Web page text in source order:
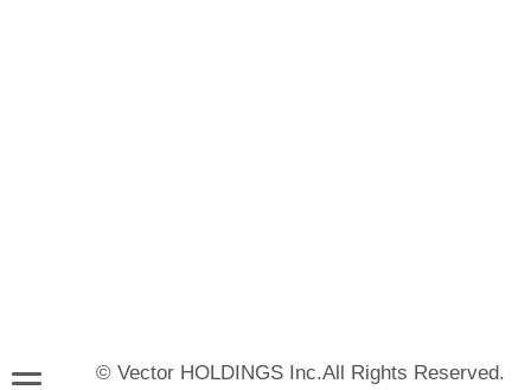
© Vector HOLDINGS Inc.All Rights Reserved.